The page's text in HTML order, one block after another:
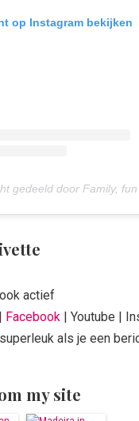
op Instagram bekijken
actief
| Facebook | Youtube |
als je een
my site